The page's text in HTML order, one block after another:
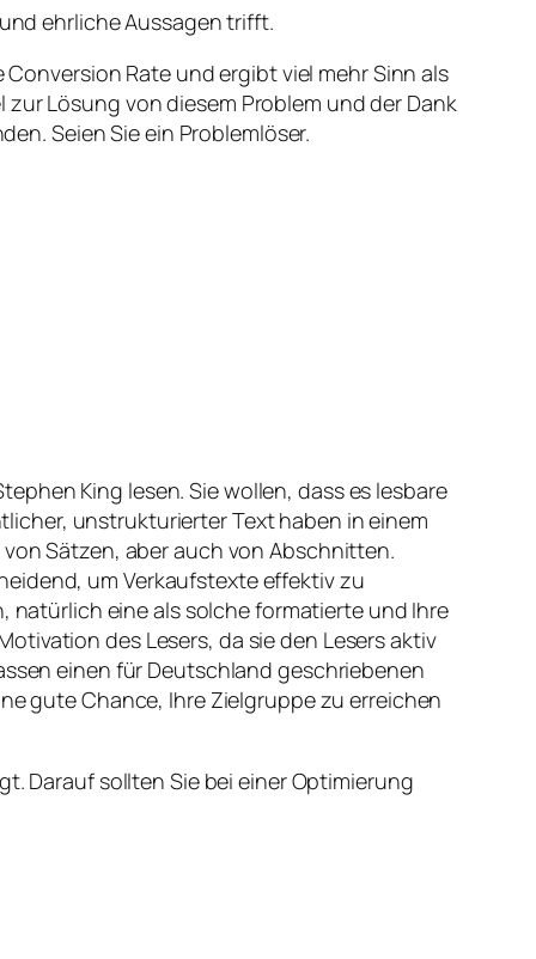
ehrliche Aussagen trifft.
Rate und ergibt viel mehr Sinn als
Lösung von diesem Problem und der Dank
Seien Sie ein Problemlöser.
King lesen. Sie wollen, dass es lesbare
unstrukturierter Text haben in einem
Sätzen, aber auch von Abschnitten.
um Verkaufstexte effektiv zu
natürlich eine als solche formatierte und Ihre
des Lesers, da sie den Lesers aktiv
einen für Deutschland geschriebenen
gute Chance, Ihre Zielgruppe zu erreichen
Darauf sollten Sie bei einer Optimierung